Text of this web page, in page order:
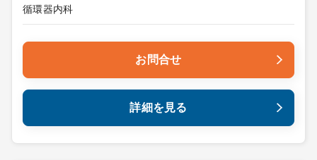
循環器内科
お問合せ
詳細を見る